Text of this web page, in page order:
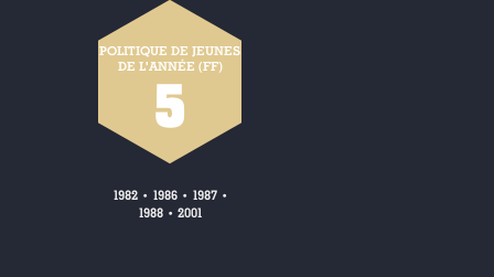
POLITIQUE DE JEUNES
DE L'ANNÉE (FF)
5
1982• 1986• 1987•
1988• 2001